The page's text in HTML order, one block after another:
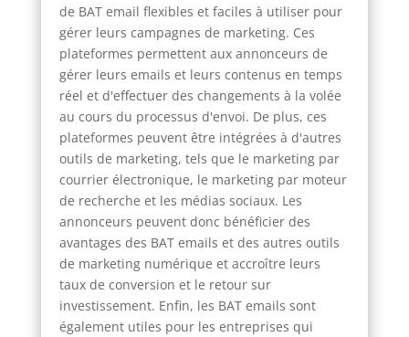
de BAT email flexibles et faciles à utiliser pour
gérer leurs campagnes de marketing. Ces
plateformes permettent aux annonceurs de
gérer leurs emails et leurs contenus en temps
réel et d'effectuer des changements à la volée
au cours du processus d'envoi. De plus, ces
plateformes peuvent être intégrées à d'autres
outils de marketing, tels que le marketing par
courrier électronique, le marketing par moteur
de recherche et les médias sociaux. Les
annonceurs peuvent donc bénéficier des
avantages des BAT emails et des autres outils
de marketing numérique et accroître leurs
taux de conversion et le retour sur
investissement. Enfin, les BAT emails sont
également utiles pour les entreprises qui